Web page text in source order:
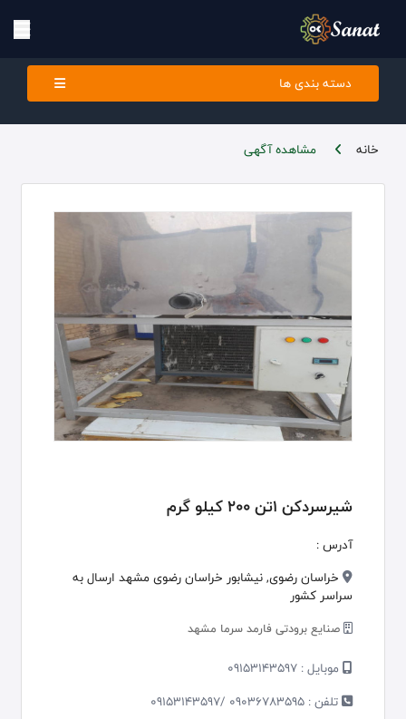
دسته بندی ها
خانه مشاهده آگهی
شیرسردکن 1تن 200 کیلو گرم
آدرس :
خراسان رضوی, نيشابور خراسان رضوی مشهد ارسال به
سراسر کشور
صنایع برودتی فارمد سرما مشهد
موبایل : 09153143597
تلفن : 09036783595 /09153143597